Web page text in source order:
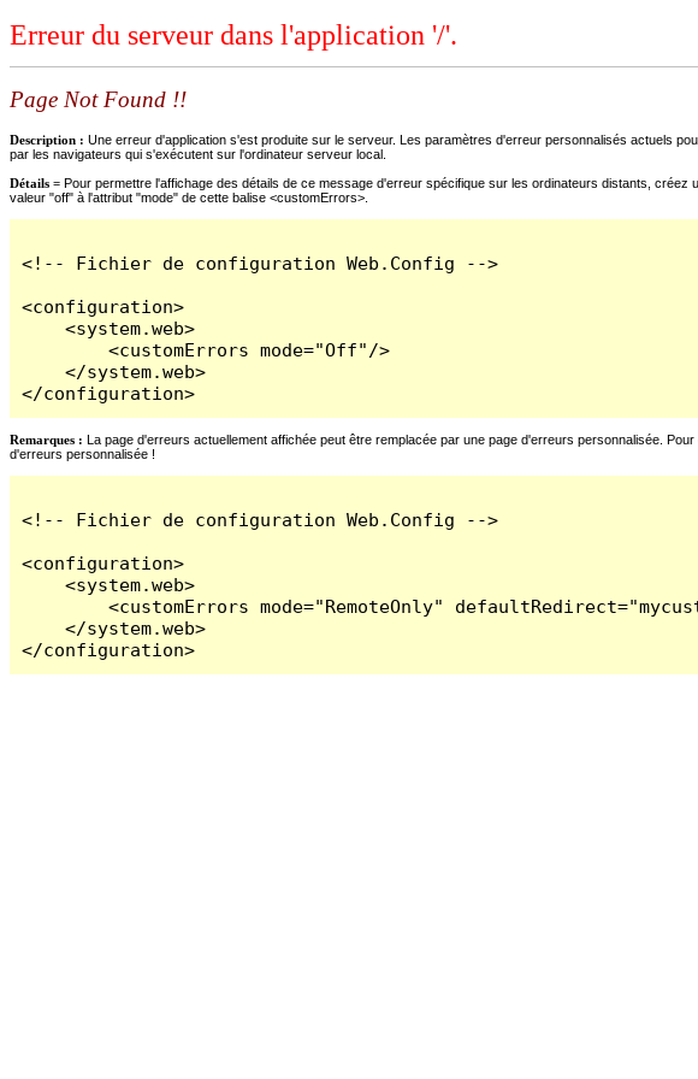
Erreur du serveur dans l'application '/'.
Page Not Found !!
Description : Une erreur d'application s'est produite sur le serveur. Les paramètres d'erreur personnalisés actuels
par les navigateurs qui s'exécutent sur l'ordinateur serveur local.
Détails = Pour permettre l'affichage des détails de ce message d'erreur spécifique sur les ordinateurs distants,
valeur "off" à l'attribut "mode" de cette balise <customErrors>.
<!-- Fichier de configuration Web.Config -->
<configuration>
    <system.web>
        <customErrors mode="Off"/>
    </system.web>
</configuration>
Remarques : La page d'erreurs actuellement affichée peut être remplacée par une page d'erreurs personnalisée.
d'erreurs personnalisée !
<!-- Fichier de configuration Web.Config -->
<configuration>
    <system.web>
<customErrors mode="RemoteOnly"
    </system.web>
</configuration>